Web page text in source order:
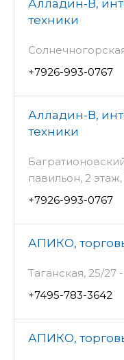
Алладин-В,
техники
+7926-993-0767
Алладин-В,
техники
павильон, 2
+7926-993-0767
АПИКО,
Таганская, 25/27
+7495-783-3642
АПИКО,